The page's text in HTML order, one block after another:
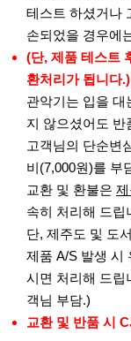
테스트 하셨거나
손되었을 경우에
(단, 제품 테스트
환처리가 됩니다.)
관악기는 입을 대
지 않으셨어도 반
고객님의 단순변
비(7,000원)를 부
교환 및 환불은
속히 처리해 드립
단, 제주도 및 도
제품 A/S 발생 시
시면 처리해 드립
객님 부담.)
교환 및 반품 시